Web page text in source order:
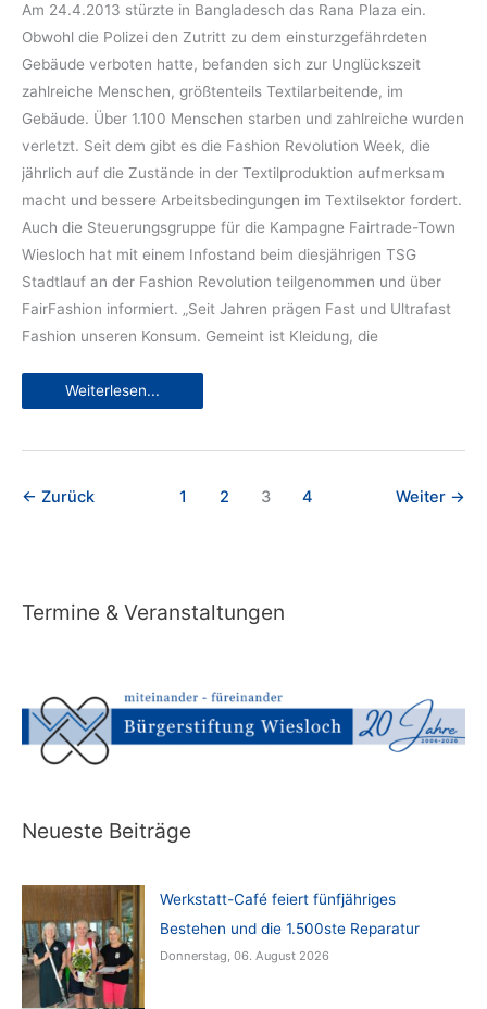
Am 24.4.2013 stürzte in Bangladesch das Rana Plaza ein.
Obwohl die Polizei den Zutritt zu dem einsturzgefährdeten
Gebäude verboten hatte, befanden sich zur Unglückszeit
zahlreiche Menschen, größtenteils Textilarbeitende, im
Gebäude. Über 1.100 Menschen starben und zahlreiche wurden
verletzt. Seit dem gibt es die Fashion Revolution Week, die
jährlich auf die Zustände in der Textilproduktion aufmerksam
macht und bessere Arbeitsbedingungen im Textilsektor fordert.
Auch die Steuerungsgruppe für die Kampagne Fairtrade-Town
Wiesloch hat mit einem Infostand beim diesjährigen TSG
Stadtlauf an der Fashion Revolution teilgenommen und über
FairFashion informiert. „Seit Jahren prägen Fast und Ultrafast
Fashion unseren Konsum. Gemeint ist Kleidung, die
Fashion
Revolution
Weiterlesen...
← Zurück 1 2 3 4 Weiter →
Termine & Veranstaltungen
Neueste Beiträge
Werkstatt-Café feiert fünfjähriges
Bestehen und die 1.500ste Reparatur
Donnerstag, 06. August 2026